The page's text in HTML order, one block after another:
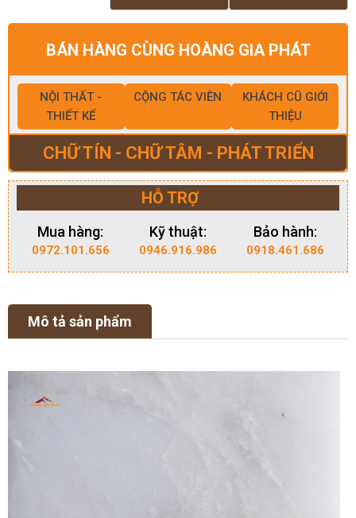
BÁN HÀNG CÙNG HOÀNG GIA PHÁT
NỘI THẤT -
THIẾT KẾ
CỘNG TÁC VIÊN
KHÁCH CŨ GIỚI
THIỆU
CHỮ TÍN - CHỮ TÂM - PHÁT TRIỂN
HỖ TRỢ
Mua hàng:
0972.101.656
Kỹ thuật:
0946.916.986
Bảo hành:
0918.461.686
Mô tả sản phẩm